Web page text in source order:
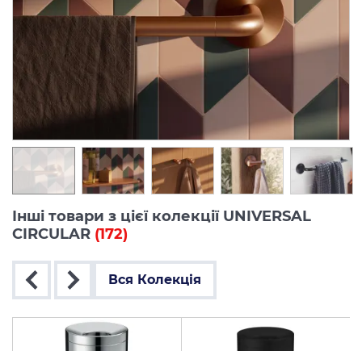
Інші товари з цієї колекції UNIVERSAL
CIRCULAR (172)
Вся Колекція